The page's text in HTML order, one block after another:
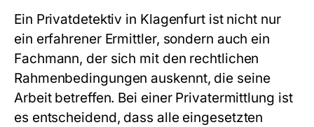
Ein Privatdetektiv in Klagenfurt ist nicht nur
ein erfahrener Ermittler, sondern auch ein
Fachmann, der sich mit den rechtlichen
Rahmenbedingungen auskennt, die seine
Arbeit betreffen. Bei einer Privatermittlung ist
es entscheidend, dass alle eingesetzten